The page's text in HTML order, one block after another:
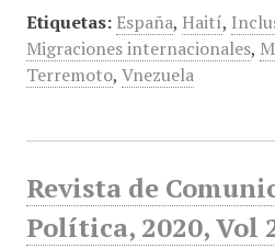
Etiquetas: España, Haití,
Migraciones internacionales,
Terremoto, Vnezuela
Revista de
Política, 2020, Vol